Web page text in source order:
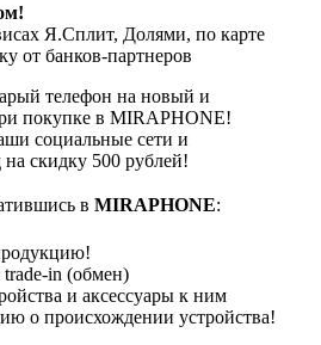
Я.Сплит, Долями, по карте
от банков-партнеров
телефон на новый и
покупке в MIRAPHONE!
социальные сети и
скидку 500 рублей!
в MIRAPHONE:
in (обмен)
и аксессуары к ним
о происхождении устройства!